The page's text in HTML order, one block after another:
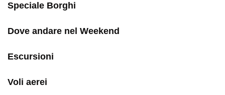
Speciale Borghi
Dove andare nel Weekend
Escursioni
Voli aerei